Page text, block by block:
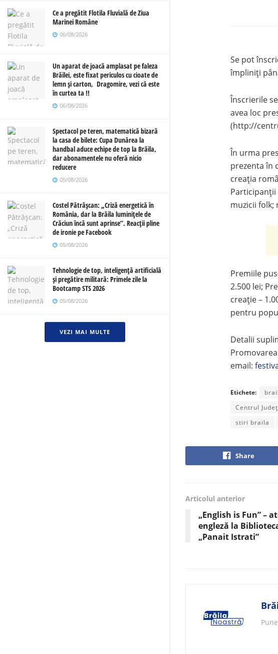
Ce a pregătit Flotila Fluvială de Ziua
Marinei Române
06/08/2026
Un aparat de joacă amplasat pe faleza
Brăilei, este fixat periculos cu cioate de
lemn și carton, Dragomire, vezi că este
în curtea ta !!
06/08/2026
Spectacol pe teren, matematică bizară
la casa de bilete: Cupa Dunărea la
handbal aduce echipe de top la Brăila,
dar abonamentele nu oferă nicio
reducere
05/08/2026
Costel Pătrășcan: „Criză energetică în
România, dar la Brăila luminițele de
Crăciun încă sunt aprinse”. Reacții pline
de ironie pe Facebook
05/08/2026
Tehnologie de top, inteligență artificială
și pregătire militară: Primele zile la
Bootcamp STS 2026
05/08/2026
VEZI MAI MULTE
Se pot
împliniți
Înscrierile
avea loc
(http://
În urma
prezenta în
creația
Participanții
muzicii folk;
Premiile
2.500 lei;
creație –
pentru
Detalii
email:
Etichete:
Centrul
stiri braila
Share
Articolul anterior
„English is Fun” –
engleză la
„Panait Istrati”